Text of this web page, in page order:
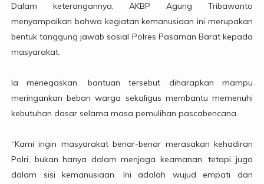
Dalam keterangannya, AKBP Agung Tribawanto
menyampaikan bahwa kegiatan kemanusiaan ini merupakan
bentuk tanggung jawab sosial Polres Pasaman Barat kepada
masyarakat.
Ia menegaskan, bantuan tersebut diharapkan mampu
meringankan beban warga sekaligus membantu memenuhi
kebutuhan dasar selama masa pemulihan pascabencana.
“Kami ingin masyarakat benar-benar merasakan kehadiran
Polri, bukan hanya dalam menjaga keamanan, tetapi juga
dalam sisi kemanusiaan. Ini adalah wujud empati dan